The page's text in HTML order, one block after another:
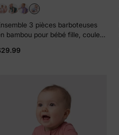
3 pièces barboteuses
bambou pour bébé fille, couleur